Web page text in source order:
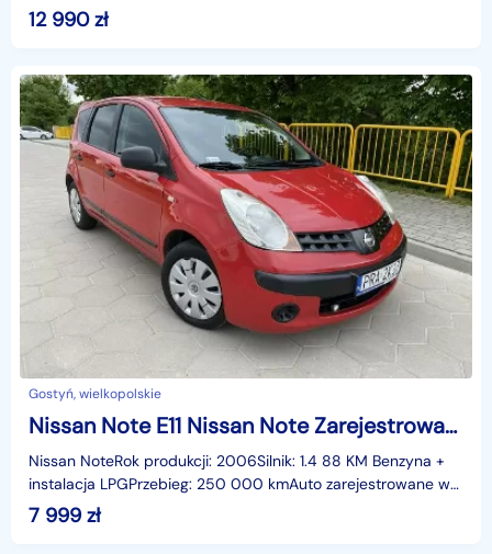
Chodzieży przy ul. Kochanowskiego 36Pojemność i m
12 990zł
Gostyń, wielkopolskie
Nissan Note E11 Nissan Note Zarejestrowany LPG Klima 1.4 88 KM
Nissan NoteRok produkcji: 2006Silnik: 1.4 88 KM Benzyna +
instalacja LPGPrzebieg: 250 000 kmAuto zarejestrowane w
Polsce!Butla ważna do 2029 roku!Wyposażenie;-k
7 999 zł